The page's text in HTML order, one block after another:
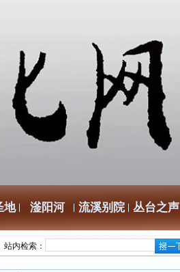
地 滏阳河 流溪别院 丛台之声
站内检索：